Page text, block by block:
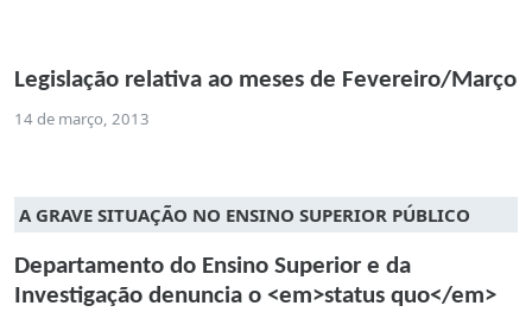
Legislação relativa ao meses de Fevereiro/Março
14 de março, 2013
A GRAVE SITUAÇÃO NO ENSINO SUPERIOR PÚBLICO
Departamento do Ensino Superior e da
Investigação denuncia o <em>status quo</em>